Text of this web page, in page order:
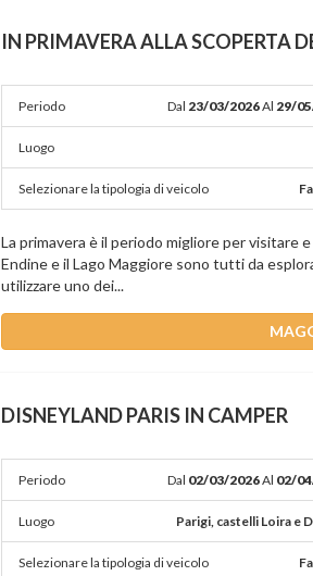
IN PRIMAVERA ALLA SCOPERTA
Periodo Dal 23/03/2026Al 29/
Luogo
Selezionare la tipologia di veicolo
La primavera è il periodo migliore per visitare
Endine e il Lago Maggiore sono tutti da
utilizzare uno dei...
DISNEYLAND PARIS IN CAMPER
Periodo Dal 02/03/2026Al 02/
Luogo Parigi, castelli Loira e
Selezionare la tipologia di veicolo